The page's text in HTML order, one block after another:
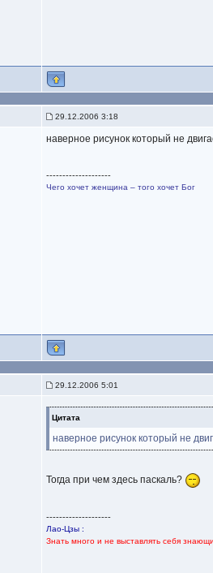
29.12.2006 3:18
наверное рисунок который не
--------------------
Чего хочет женщина – того хочет Бог
29.12.2006 5:01
Цитата
наверное рисунок который не
Тогда при чем здесь паскаль?
--------------------
Лао-Цзы :
Знать много и не выставлять себя